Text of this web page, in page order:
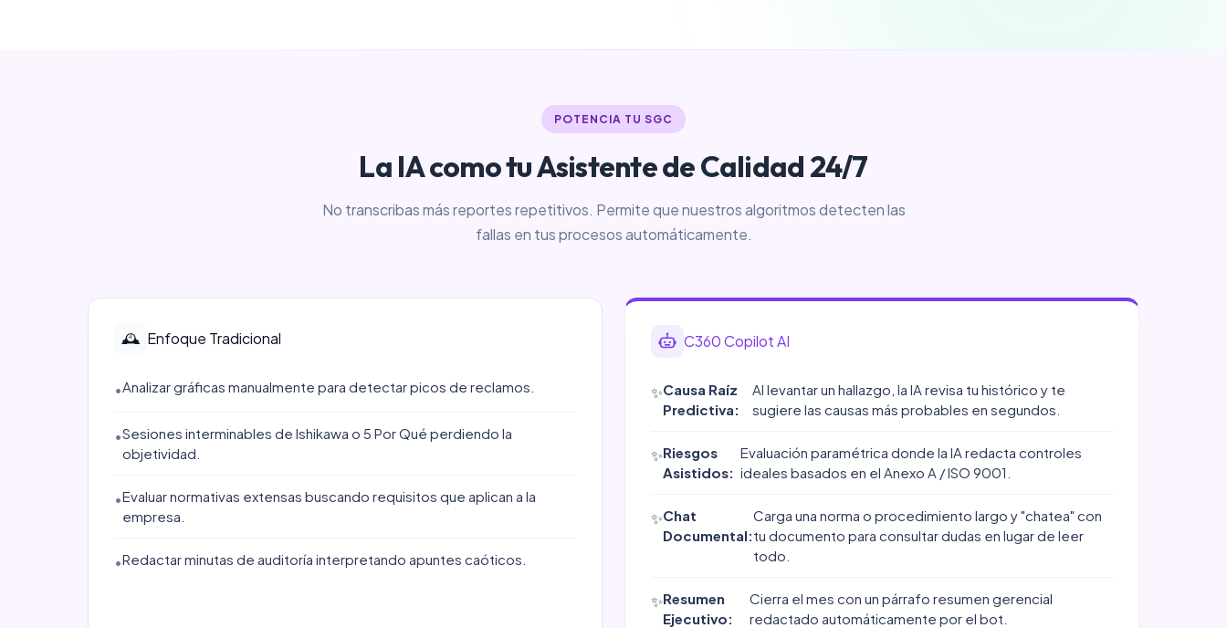
POTENCIA TU SGC
La IA como tu Asistente de Calidad 24/7
No transcribas más reportes repetitivos. Permite que nuestros algoritmos detecten las
fallas en tus procesos automáticamente.
🕰️ Enfoque Tradicional
•Analizar gráficas manualmente para detectar picos de reclamos.
•Sesiones interminables de Ishikawa o 5 Por Qué perdiendo la
objetividad.
•Evaluar normativas extensas buscando requisitos que aplican a la
empresa.
•Redactar minutas de auditoría interpretando apuntes caóticos.
C360 Copilot AI
✨Causa Raíz
Predictiva:
Al levantar un hallazgo, la IA revisa tu histórico y te
sugiere las causas más probables en segundos.
✨Riesgos
Asistidos:
Evaluación paramétrica donde la IA redacta controles
ideales basados en el Anexo A / ISO 9001.
✨Chat
Documental:
Carga una norma o procedimiento largo y "chatea" con
tu documento para consultar dudas en lugar de leer
todo.
✨Resumen
Ejecutivo:
Cierra el mes con un párrafo resumen gerencial
redactado automáticamente por el bot.